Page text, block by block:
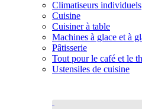
Climatiseurs individuels
Cuisine
Cuisiner à table
Machines à glace et à
Pâtisserie
Tout pour le café et le
Ustensiles de cuisine